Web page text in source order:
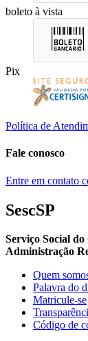
boleto à vista
Pix
Política de
Fale conosco
Entre em contato
SescSP
Serviço Social
Administração
Quem
Palavra do
Matricule-se
Código de